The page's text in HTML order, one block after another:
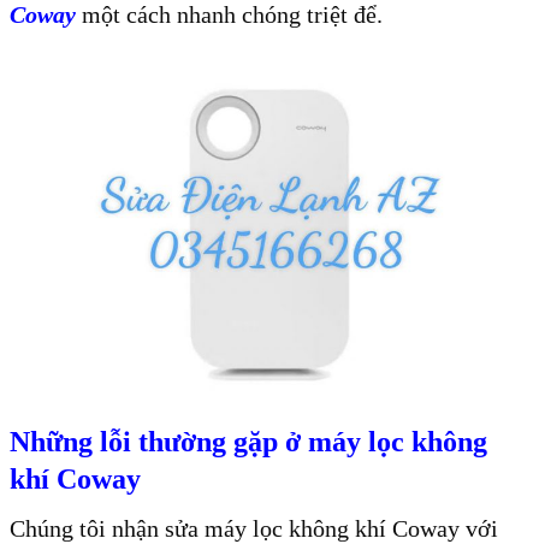
Coway một cách nhanh chóng triệt để.
Những lỗi thường gặp ở máy lọc không
khí Coway
Chúng tôi nhận sửa máy lọc không khí Coway với